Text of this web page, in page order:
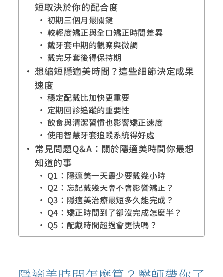
短取決於你的配合度
初期三個月最關鍵
較輕度矯正與全口矯正時間差異
戴牙套中期的觀察與微調
戴完牙套後得保持期
想縮短隱適美時間？這些細節決定成果
速度
穩定配戴比加快更重要
定期回診追蹤的重要性
飲食與清潔習慣也影響矯正速度
使用智慧牙套追蹤系統得好處
常見問題Q&A：關於隱適美時間你最想
知道的事
Q1：隱適美一天最少要戴幾小時
Q2：忘記戴幾天會不會影響矯正？
Q3：隱適美治療最短多久能完成？
Q4：矯正時間到了卻沒完成怎麼半？
Q5：配戴時間超過會更快嗎？